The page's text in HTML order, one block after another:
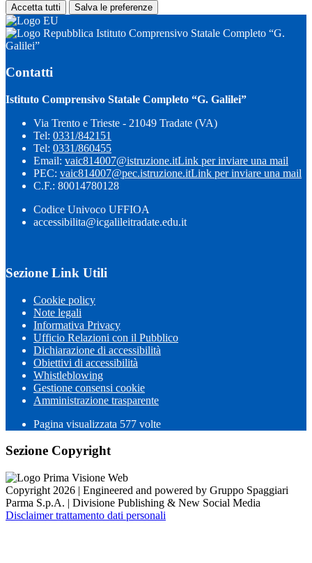
Accetta tutti Salva le preferenze
Istituto Comprensivo Statale Completo “G.
Galilei”
Contatti
Istituto Comprensivo Statale Completo “G. Galilei”
Via Trento e Trieste - 21049 Tradate (VA)
Tel: 0331/842151
Tel: 0331/860455
Email: vaic814007@istruzione.itLink per inviare una mail
PEC: vaic814007@pec.istruzione.itLink per inviare una mail
C.F.: 80014780128
Codice Univoco UFFIOA
accessibilita@icgalileitradate.edu.it
Sezione Link Utili
Cookie policy
Note legali
Informativa Privacy
Ufficio Relazioni con il Pubblico
Dichiarazione di accessibilità
Obiettivi di accessibilità
Whistleblowing
Gestione consensi cookie
Amministrazione trasparente
Pagina visualizzata 577 volte
Sezione Copyright
Copyright 2026 | Engineered and powered by Gruppo Spaggiari
Parma S.p.A. | Divisione Publishing & New Social Media
Disclaimer trattamento dati personali